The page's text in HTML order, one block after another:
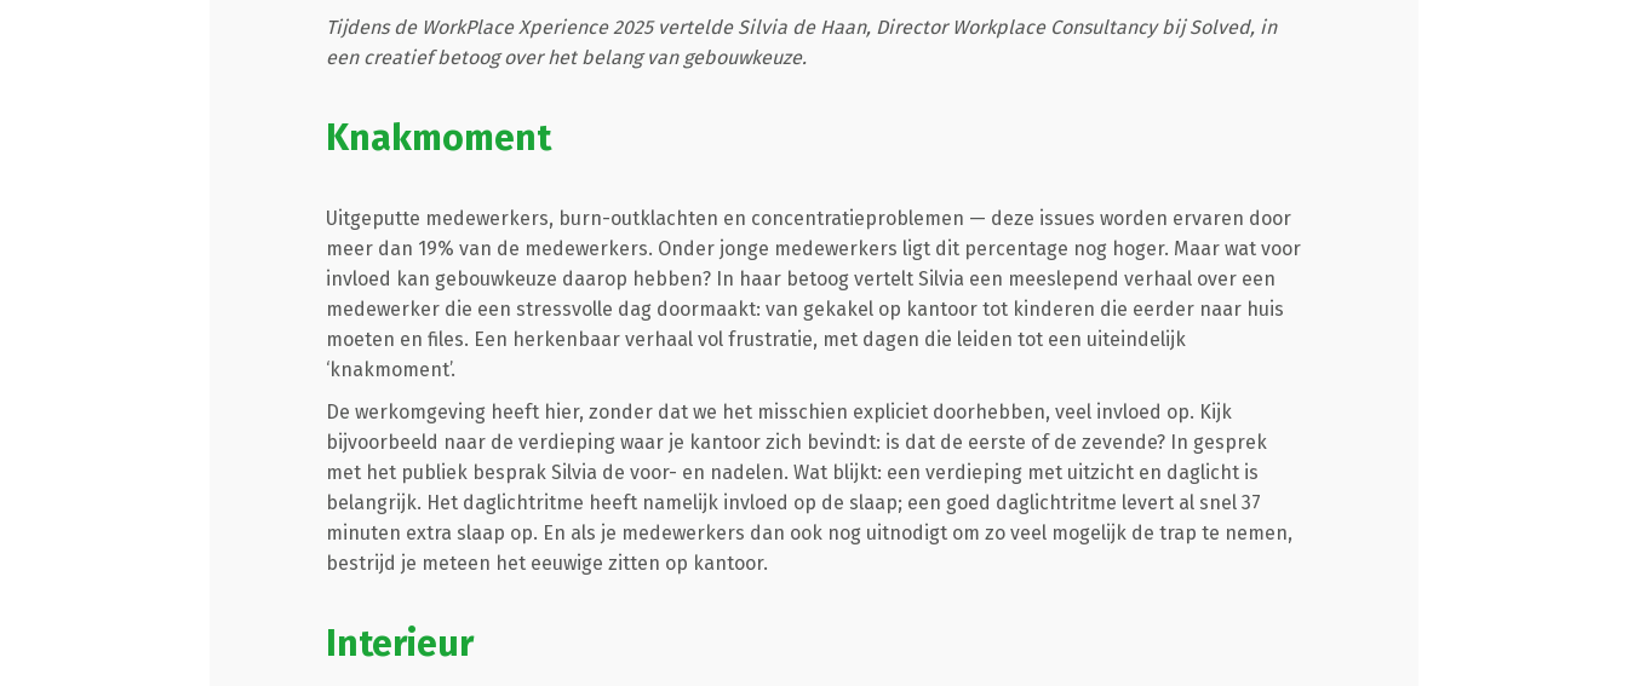
Tijdens de WorkPlace Xperience 2025 vertelde Silvia de Haan, Director Workplace Consultancy bij Solved, in
een creatief betoog over het belang van gebouwkeuze.
Knakmoment
Uitgeputte medewerkers, burn-outklachten en concentratieproblemen — deze issues worden ervaren door
meer dan 19% van de medewerkers. Onder jonge medewerkers ligt dit percentage nog hoger. Maar wat voor
invloed kan gebouwkeuze daarop hebben? In haar betoog vertelt Silvia een meeslepend verhaal over een
medewerker die een stressvolle dag doormaakt: van gekakel op kantoor tot kinderen die eerder naar huis
moeten en files. Een herkenbaar verhaal vol frustratie, met dagen die leiden tot een uiteindelijk
‘knakmoment’.
De werkomgeving heeft hier, zonder dat we het misschien expliciet doorhebben, veel invloed op. Kijk
bijvoorbeeld naar de verdieping waar je kantoor zich bevindt: is dat de eerste of de zevende? In gesprek
met het publiek besprak Silvia de voor- en nadelen. Wat blijkt: een verdieping met uitzicht en daglicht is
belangrijk. Het daglichtritme heeft namelijk invloed op de slaap; een goed daglichtritme levert al snel 37
minuten extra slaap op. En als je medewerkers dan ook nog uitnodigt om zo veel mogelijk de trap te nemen,
bestrijd je meteen het eeuwige zitten op kantoor.
Interieur